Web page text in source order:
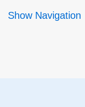
Show Navigation